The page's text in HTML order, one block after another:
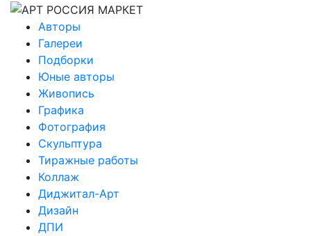
Авторы
Галереи
Подборки
Юные авторы
Живопись
Графика
Фотография
Скульптура
Тиражные работы
Коллаж
Диджитал-Арт
Дизайн
ДПИ